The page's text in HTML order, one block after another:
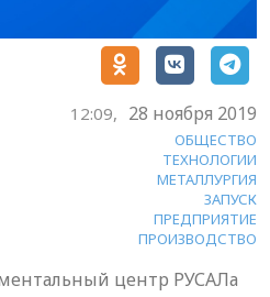
12:09, 28 ноября 2019
ОБЩЕСТВО
ТЕХНОЛОГИИ
МЕТАЛЛУРГИЯ
ЗАПУСК
ПРЕДПРИЯТИЕ
ПРОИЗВОДСТВО
центр РУСАЛа